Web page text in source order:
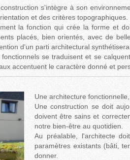
s'intègre à son
et des critères topographiques.
la fonction qui crée la forme et
placés, bien orientés, avec de
d'un parti architectural
se traduisent et se
accentuent le caractère donné et
Une architecture
Une construction se doit
doivent être sains et
notre bien-être au quotidien.
Au préalable, l'architecte
paramètres existants (bâti,
donner.